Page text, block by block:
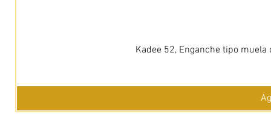
Kadee 52, Enganche tipo